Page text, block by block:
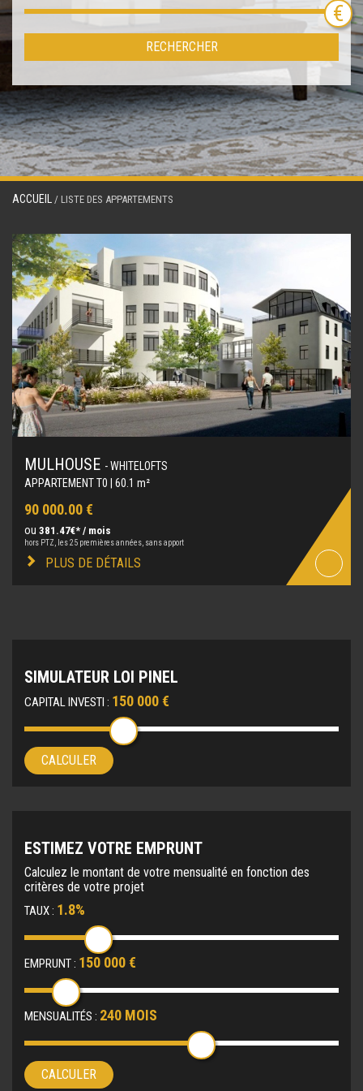
RECHERCHER
ACCUEIL / LISTE DES APPARTEMENTS
MULHOUSE - WHITELOFTS
APPARTEMENT T0 | 60.1 m²
90 000.00 €
ou 381.47€* / mois
hors PTZ, les 25 premières années, sans apport
PLUS DE DÉTAILS
SIMULATEUR LOI PINEL
CAPITAL INVESTI : 150 000 €
CALCULER
ESTIMEZ VOTRE EMPRUNT
Calculez le montant de votre mensualité en fonction des
critères de votre projet
TAUX : 1.8%
EMPRUNT : 150 000 €
MENSUALITÉS : 240 MOIS
CALCULER